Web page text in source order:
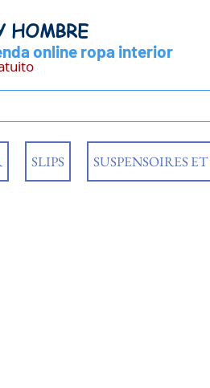
HOMBRE
online ropa interior
SLIPS SUSPENSOIRES